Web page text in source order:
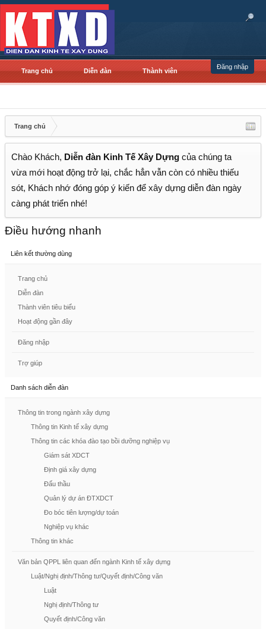
Đăng nhập
Trang chủ Diễn đàn Thành viên
Trang chủ
Chào Khách, Diễn đàn Kinh Tế Xây Dựng của chúng ta
vừa mới hoạt động trở lại, chắc hẳn vẫn còn có nhiều thiếu
sót, Khách nhớ đóng góp ý kiến để xây dựng diễn đàn ngày
càng phát triển nhé!
Điều hướng nhanh
Liên kết thường dùng
Trang chủ
Diễn đàn
Thành viên tiêu biểu
Hoạt động gần đây
Đăng nhập
Trợ giúp
Danh sách diễn đàn
Thông tin trong ngành xây dựng
Thông tin Kinh tế xây dựng
Thông tin các khóa đào tạo bồi dưỡng nghiệp vụ
Giám sát XDCT
Định giá xây dựng
Đấu thầu
Quản lý dự án ĐTXDCT
Đo bóc tiên lượng/dự toán
Nghiệp vụ khác
Thông tin khác
Văn bản QPPL liên quan đến ngành Kinh tế xây dựng
Luật/Nghị định/Thông tư/Quyết định/Công văn
Luật
Nghị định/Thông tư
Quyết định/Công văn